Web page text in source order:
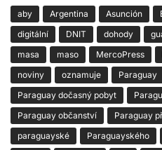
aby Argentina Asunción
digitální
DNIT dohody
masa
maso MercoPress
noviny
oznamuje Paraguay
Paraguay dočasný pobyt
Paraguay občanství
Paraguay
paraguayské
Paraguayského